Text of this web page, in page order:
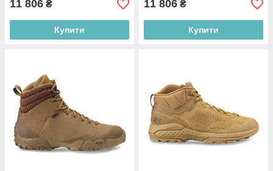
11 806 ₴
Купити
11 806 ₴
Купити